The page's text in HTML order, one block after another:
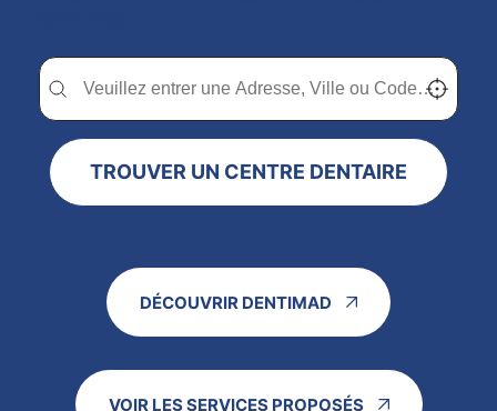
Trouver un centre dentaire Dentimad près de
Trouver un centre dentaire Dentimad près de chez vous Localisez-
TROUVER UN CENTRE DENTAIRE
DÉCOUVRIR DENTIMAD
VOIR LES SERVICES PROPOSÉS